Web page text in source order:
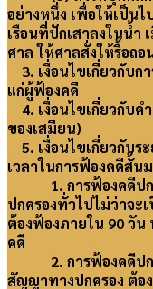
อย่างหนึ่ง เพื่อให้เป็น
เรือนที่ปักเสาลงในน้ำ
ศาล ให้ศาลสั่งให้รื้อถอ
3. เงื่อนไขเกี่ยวกับก
แก่ผู้ฟ้องคดี
4. เงื่อนไขเกี่ยวกับค
ของเสมียน)
5. เงื่อนไขเกี่ยวกับร
เวลาในการฟ้องคดีสั้น
1. การฟ้องคดีปกค
ปกครองทั่วไปไม่ว่าจะ
ต้องฟ้องภายใน 90 วัน
คดี
2. การฟ้องคดีปกคร
สัญญาทางปกครอง ต้อ